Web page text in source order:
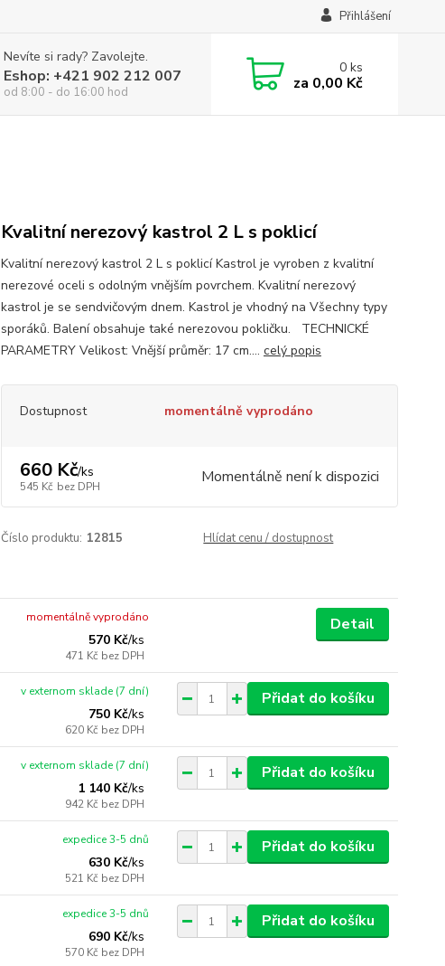
Přihlášení
Nevíte si rady? Zavolejte.
Eshop: +421 902 212 007
od 8:00 - do 16:00 hod
0ks
za 0,00 Kč
Kvalitní nerezový kastrol 2 L s poklicí
Kvalitní nerezový kastrol 2 L s poklicí Kastrol je vyroben z kvalitní
nerezové oceli s odolným vnějším povrchem. Kvalitní nerezový
kastrol je se sendvičovým dnem. Kastrol je vhodný na Všechny typy
sporáků. Balení obsahuje také nerezovou pokličku. TECHNICKÉ
PARAMETRY Velikost: Vnější průměr: 17 cm.... celý popis
Dostupnost momentálně vyprodáno
660 Kč/ks
545 Kč bez DPH Momentálně není k dispozici
Číslo produktu: 12815 Hlídat cenu / dostupnost
570 Kč/ks
471 Kč bez DPH
momentálně vyprodáno Detail
750 Kč/ks
620 Kč bez DPH
v externom sklade (7 dní) Přidat do košíku
1 140 Kč/ks
942 Kč bez DPH
v externom sklade (7 dní) Přidat do košíku
630 Kč/ks
521 Kč bez DPH
expedice 3-5 dnů Přidat do košíku
690 Kč/ks
570 Kč bez DPH
expedice 3-5 dnů Přidat do košíku